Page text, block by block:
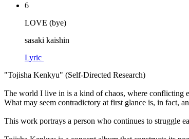
6
LOVE (bye)
sasaki kaishin
Lyric
"Tojisha Kenkyu" (Self-Directed Research)
The world I live in is a kind of chaos, where conflicting
What may seem contradictory at first glance is, in fact,
This work portrays a person who continues to struggle